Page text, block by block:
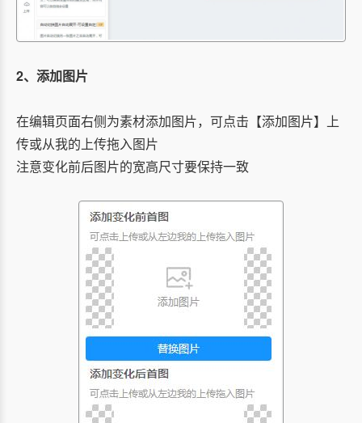
2、添加图片
在编辑页面右侧为素材添加图片，可点击【添加图片】上
传或从我的上传拖入图片
注意变化前后图片的宽高尺寸要保持一致